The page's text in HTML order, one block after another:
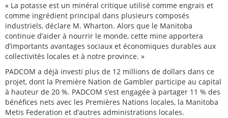
« La potasse est un minéral critique utilisé comme engrais et
comme ingrédient principal dans plusieurs composés
industriels, déclare M. Wharton. Alors que le Manitoba
continue d’aider à nourrir le monde, cette mine apportera
d’importants avantages sociaux et économiques durables aux
collectivités locales et à notre province. »
PADCOM a déjà investi plus de 12 millions de dollars dans ce
projet, dont la Première Nation de Gambler participe au capital
à hauteur de 20 %. PADCOM s’est engagée à partager 11 % des
bénéfices nets avec les Premières Nations locales, la Manitoba
Metis Federation et d’autres administrations locales.